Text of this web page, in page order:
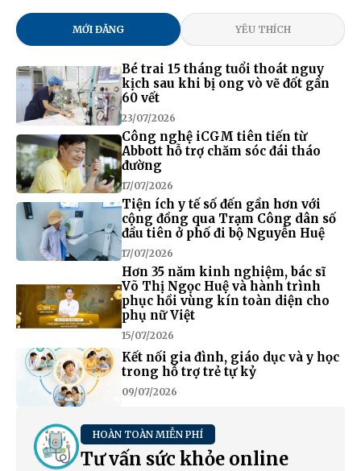
MỚI ĐĂNG YÊU THÍCH
Bé trai 15 tháng tuổi thoát nguy
kịch sau khi bị ong vò vẽ đốt gần
60 vết
23/07/2026
Công nghệ iCGM tiên tiến từ
Abbott hỗ trợ chăm sóc đái tháo
đường
17/07/2026
Tiện ích y tế số đến gần hơn với
cộng đồng qua Trạm Công dân số
đầu tiên ở phố đi bộ Nguyễn Huệ
17/07/2026
Hơn 35 năm kinh nghiệm, bác sĩ
Võ Thị Ngọc Huệ và hành trình
phục hồi vùng kín toàn diện cho
phụ nữ Việt
15/07/2026
Kết nối gia đình, giáo dục và y học
trong hỗ trợ trẻ tự kỷ
09/07/2026
HOÀN TOÀN MIỄN PHÍ
Tư vấn sức khỏe online